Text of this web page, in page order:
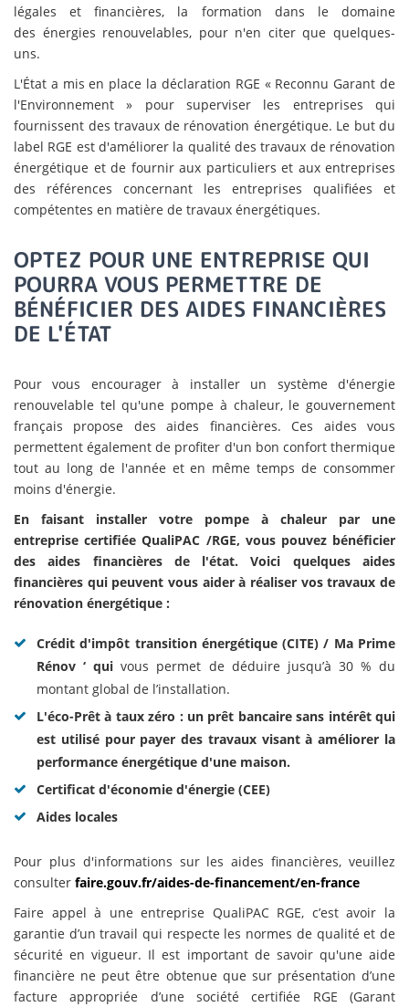
légales et financières, la formation dans le domaine
des énergies renouvelables, pour n'en citer que quelques-
uns.
L'État a mis en place la déclaration RGE « Reconnu Garant de
l'Environnement » pour superviser les entreprises qui
fournissent des travaux de rénovation énergétique. Le but du
label RGE est d'améliorer la qualité des travaux de rénovation
énergétique et de fournir aux particuliers et aux entreprises
des références concernant les entreprises qualifiées et
compétentes en matière de travaux énergétiques.
OPTEZ POUR UNE ENTREPRISE QUI
POURRA VOUS PERMETTRE DE
BÉNÉFICIER DES AIDES FINANCIÈRES
DE L'ÉTAT
Pour vous encourager à installer un système d'énergie
renouvelable tel qu'une pompe à chaleur, le gouvernement
français propose des aides financières. Ces aides vous
permettent également de profiter d'un bon confort thermique
tout au long de l'année et en même temps de consommer
moins d'énergie.
En faisant installer votre pompe à chaleur par une
entreprise certifiée QualiPAC /RGE, vous pouvez bénéficier
des aides financières de l'état. Voici quelques aides
financières qui peuvent vous aider à réaliser vos travaux de
rénovation énergétique :
Crédit d'impôt transition énergétique (CITE) / Ma Prime
Rénov ‘ qui vous permet de déduire jusqu’à 30 % du
montant global de l’installation.
L'éco-Prêt à taux zéro : un prêt bancaire sans intérêt qui
est utilisé pour payer des travaux visant à améliorer la
performance énergétique d'une maison.
Certificat d'économie d'énergie (CEE)
Aides locales
Pour plus d'informations sur les aides financières, veuillez
consulter faire.gouv.fr/aides-de-financement/en-france
Faire appel à une entreprise QualiPAC RGE, c’est avoir la
garantie d’un travail qui respecte les normes de qualité et de
sécurité en vigueur. Il est important de savoir qu'une aide
financière ne peut être obtenue que sur présentation d’une
facture appropriée d’une société certifiée RGE (Garant